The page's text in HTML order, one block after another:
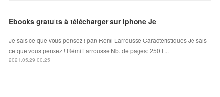
Ebooks gratuits à télécharger sur iphone Je
Je sais ce que vous pensez ! pan Rémi Larrousse Caractéristiques Je sais
ce que vous pensez ! Rémi Larrousse Nb. de pages: 250 F...
2021.05.29 00:25